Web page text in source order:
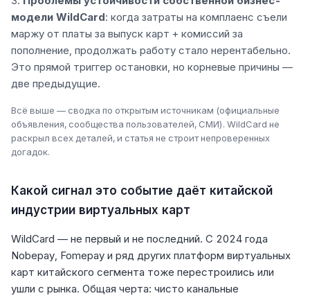
модели WildCard: когда затраты на комплаенс съели
маржу от платы за выпуск карт + комиссий за
пополнение, продолжать работу стало нерентабельно.
Это прямой триггер остановки, но корневые причины —
две предыдущие.
Всё выше — сводка по открытым источникам (официальные
объявления, сообщества пользователей, СМИ). WildCard не
раскрыл всех деталей, и статья не строит непроверенных
догадок.
Какой сигнал это событие даёт китайской
индустрии виртуальных карт
WildCard — не первый и не последний. С 2024 года
Nobepay, Fomepay и ряд других платформ виртуальных
карт китайского сегмента тоже перестроились или
ушли с рынка. Общая черта: чисто канальные